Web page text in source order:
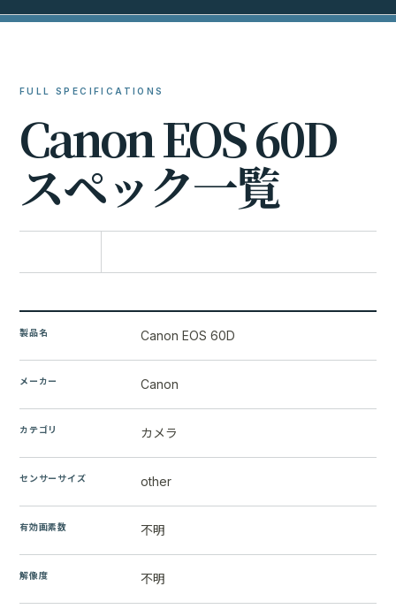
FULL SPECIFICATIONS
CanonEOS60D
スペック一覧
製品名 Canon EOS 60D
メーカー Canon
カテゴリ カメラ
センサーサイズ other
有効画素数 不明
解像度 不明